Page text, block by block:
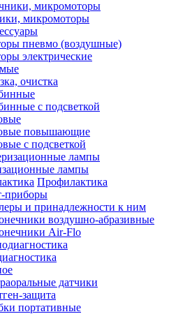
микромоторы
пневмо (воздушные)
электрические
очистка
с подсветкой
повышающие
с подсветкой
лампы
Профилактика
приборы
и принадлежности к ним
воздушно-абразивные
Air-Flo
датчики
защита
портативные